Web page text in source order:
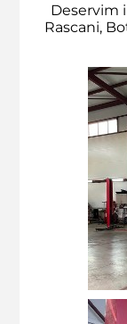
Deservim
Rascani,